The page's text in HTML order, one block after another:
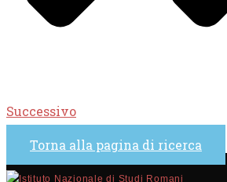
Successivo
Torna alla pagina di ricerca